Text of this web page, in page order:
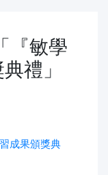
『敏學
禮」
成果頒獎典